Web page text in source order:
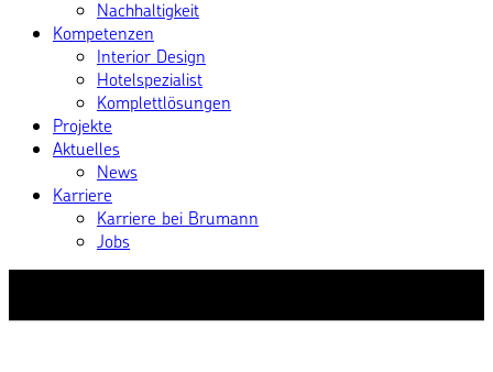
Nachhaltigkeit
Kompetenzen
Interior Design
Hotelspezialist
Komplettlösungen
Projekte
Aktuelles
News
Karriere
Karriere bei Brumann
Jobs